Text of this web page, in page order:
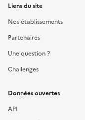
Liens du site
Nos établissements
Partenaires
Une question ?
Challenges
Données ouvertes
API